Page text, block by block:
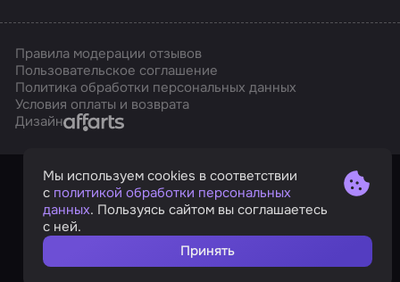
Правила модерации отзывов
Пользовательское соглашение
Политика обработки персональных данных
Условия оплаты и возврата
ДизайнAffarts
Мы используем cookies в соответствии
с политикой обработки персональных
данных. Пользуясь сайтом вы соглашаетесь
с ней.
Принять